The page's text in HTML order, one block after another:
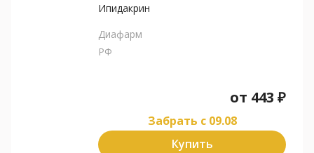
Ипидакрин
Диафарм
РФ
от 443 ₽
Забрать c 09.08
Купить